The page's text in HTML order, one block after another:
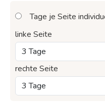
für den täglichen
Schutzumschlag aus
Ecken zum Schutz
Artikelnr. 121603011501
Startdatum nach Wunsch
Tage je Seite
linke Seite
rechte Seite